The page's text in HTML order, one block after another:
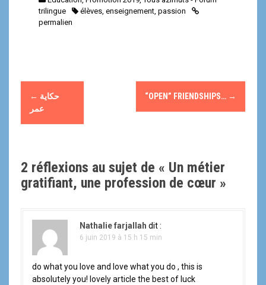
trilingue
élèves, enseignement, passion
permalien
N
a
i
g
←
عمر
“OPEN” FRIENDSHIPS… →
2 réflexions au sujet de « Un métier
gratifiant, une profession de cœur »
Nathalie farjallah dit :
6 juin 2019 à 15 h 15 min
do what you love and love what you do , this is
absolutely you! lovely article the best of luck